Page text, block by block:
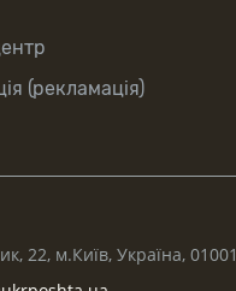
(рекламація)
22, м.Київ, Україна, 01001